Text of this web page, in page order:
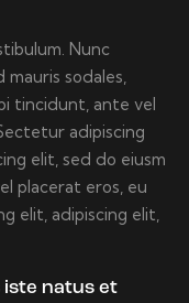
Nunc
mauris sodales,
tincidunt, ante vel
adipiscing
elit, sed do eiusm
placerat eros, eu
elit, adipiscing elit,
iste natus et